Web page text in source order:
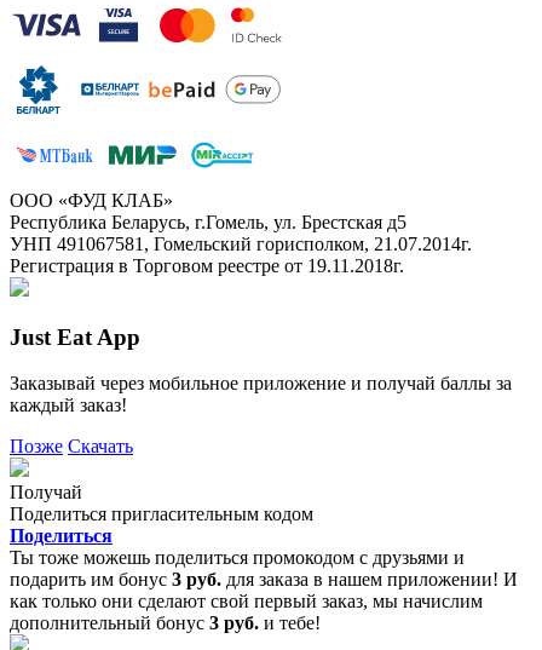
ООО «ФУД КЛАБ»
Республика Беларусь, г.Гомель, ул. Брестская д5
УНП 491067581, Гомельский горисполком, 21.07.2014г.
Регистрация в Торговом реестре от 19.11.2018г.
Just Eat App
Заказывай через мобильное приложение и получай баллы за
каждый заказ!
Позже Скачать
Получай
Поделиться пригласительным кодом
Поделиться
Ты тоже можешь поделиться промокодом с друзьями и
подарить им бонус 3 руб. для заказа в нашем приложении! И
как только они сделают свой первый заказ, мы начислим
дополнительный бонус 3 руб. и тебе!